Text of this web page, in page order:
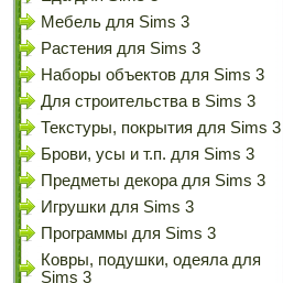
Мебель для Sims 3
Растения для Sims 3
Наборы объектов для Sims 3
Для строительства в Sims 3
Текстуры, покрытия для Sims 3
Брови, усы и т.п. для Sims 3
Предметы декора для Sims 3
Игрушки для Sims 3
Программы для Sims 3
Ковры, подушки, одеяла для
Sims 3